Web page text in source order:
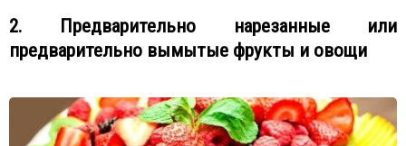
2. Предварительно нарезанные или
предварительно вымытые фрукты и овощи